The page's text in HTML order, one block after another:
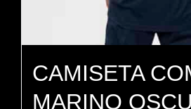
CAMISETA
MARINO